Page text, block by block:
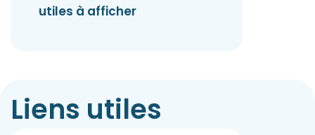
utiles à afficher
Liens utiles